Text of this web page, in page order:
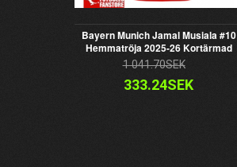
Bayern Munich Jamal Musiala #10
Hemmatröja 2025-26 Kortärmad
1 041.70SEK
333.24SEK